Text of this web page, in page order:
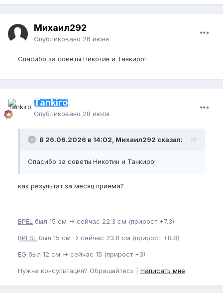
Михаил292
Опубликовано 26 июня
Спасибо за советы Никотин и Танкиро!
Tankiro
Опубликовано 28 июля
В 26.06.2026 в 14:02, Михаил292 сказал:
Спасибо за советы Никотин и Танкиро!
как результат за месяц приема?
BPEL был 15 см -> сейчас 22.3 см (прирост +7.3)
BPFSL был 15 см -> сейчас 23.8 см (прирост +8.8)
EG был 12 см -> сейчас 15 (прирост +3)
Нужна консультация? Обращайтесь | Написать мне